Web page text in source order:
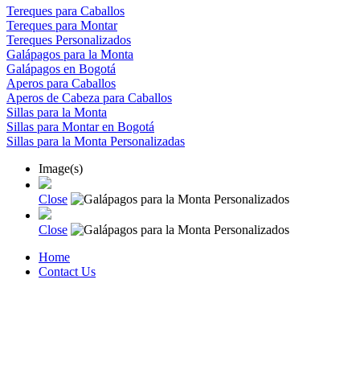
Tereques para Caballos
Tereques para Montar
Tereques Personalizados
Galápagos para la Monta
Galápagos en Bogotá
Aperos para Caballos
Aperos de Cabeza para Caballos
Sillas para la Monta
Sillas para Montar en Bogotá
Sillas para la Monta Personalizadas
Image(s)
Close
Close
Home
Contact Us